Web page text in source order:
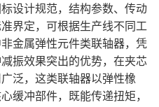
设计规范，结构参数、传动
界定，可根据生产线不同工
金属弹性元件类联轴器，凭
振效果突出的优势，在夹芯
泛，这类联轴器以弹性橡
缓冲部件，既能传递扭矩，